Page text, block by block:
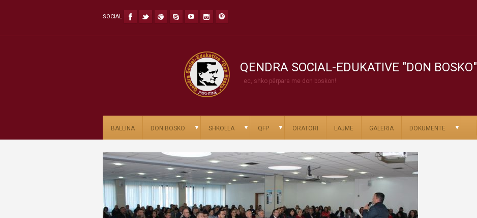
SOCIAL
QENDRA SOCIAL-EDUKATIVE "DON BOSKO"
ec, shko përpara me don boskon!
BALLINA DON BOSKO ▼ SHKOLLA ▼ QFP ▼ ORATORI LAJME GALERIA DOKUMENTE ▼